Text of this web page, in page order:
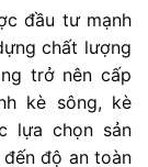
đầu tư mạnh
chất lượng
trở nên cấp
kè sông, kè
lựa chọn sản
độ an toàn